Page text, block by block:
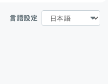
言語設定